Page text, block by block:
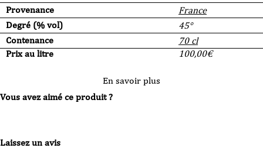
Provenance
France
Degré (% vol)
45°
Contenance
70 cl
Prix au litre
100,00€
En savoir plus
Vous avez aimé ce produit ?
Laissez un avis